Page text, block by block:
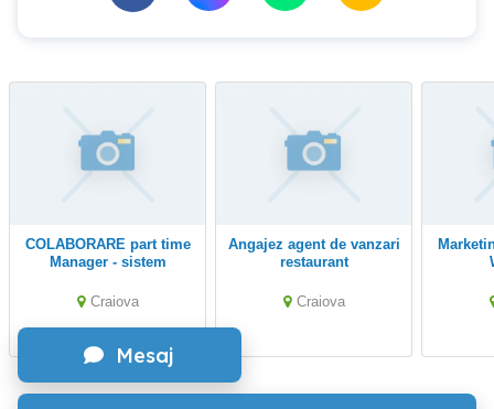
Mesaj
COLABORARE part time
Manager - sistem
judetul DOLJ Franciza
Craiova
Angajez agent de vanzari
restaurant
Craiova
Marketing si publicitate,